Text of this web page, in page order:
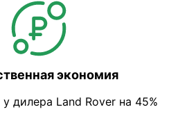
экономия
дилера Land Rover на 45%